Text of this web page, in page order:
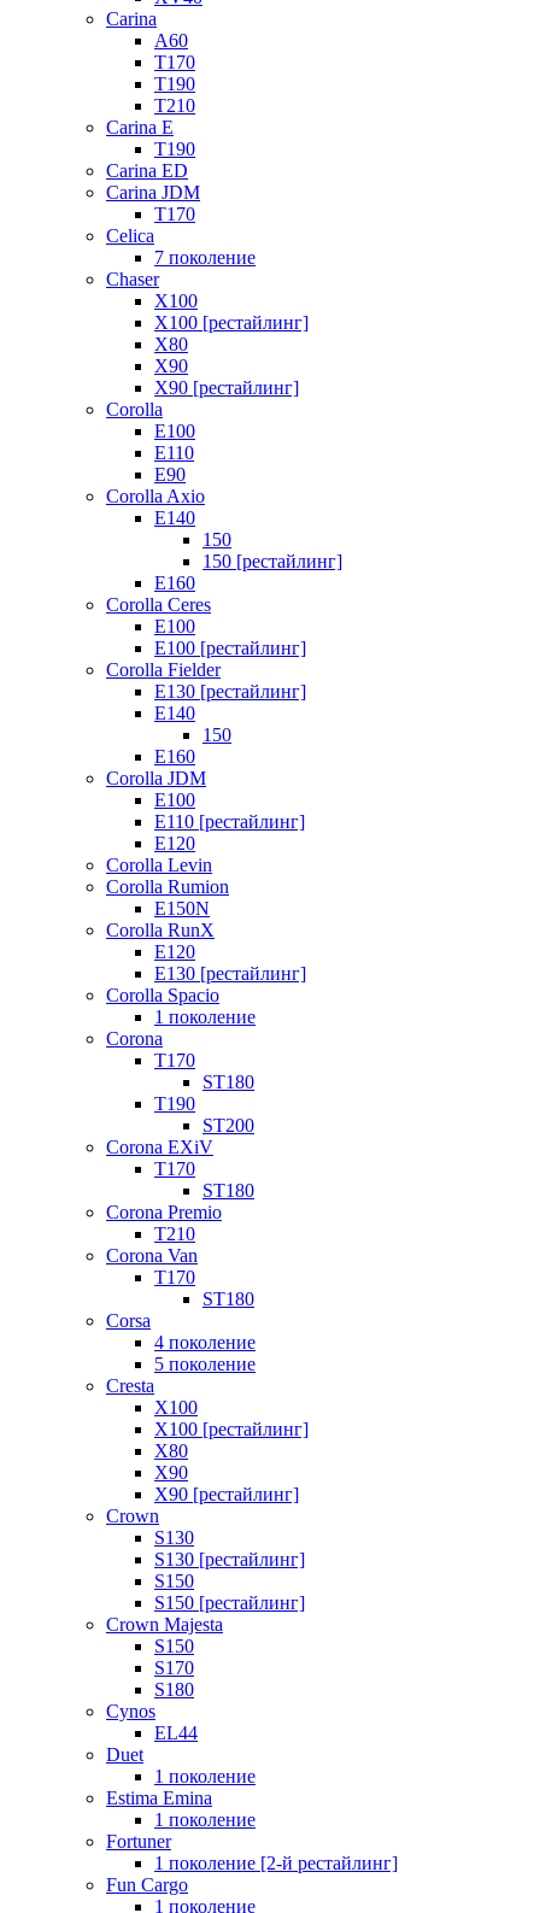
Carina
A60
T170
T190
T210
Carina E
T190
Carina ED
Carina JDM
T170
Celica
7 поколение
Chaser
X100
X100 [рестайлинг]
X80
X90
X90 [рестайлинг]
Corolla
E100
E110
E90
Corolla Axio
E140
150
150 [рестайлинг]
E160
Corolla Ceres
E100
E100 [рестайлинг]
Corolla Fielder
E130 [рестайлинг]
E140
150
E160
Corolla JDM
E100
E110 [рестайлинг]
E120
Corolla Levin
Corolla Rumion
E150N
Corolla RunX
E120
E130 [рестайлинг]
Corolla Spacio
1 поколение
Corona
T170
ST180
T190
ST200
Corona EXiV
T170
ST180
Corona Premio
T210
Corona Van
T170
ST180
Corsa
4 поколение
5 поколение
Cresta
X100
X100 [рестайлинг]
X80
X90
X90 [рестайлинг]
Crown
S130
S130 [рестайлинг]
S150
S150 [рестайлинг]
Crown Majesta
S150
S170
S180
Cynos
EL44
Duet
1 поколение
Estima Emina
1 поколение
Fortuner
1 поколение [2-й рестайлинг]
Fun Cargo
1 поколение